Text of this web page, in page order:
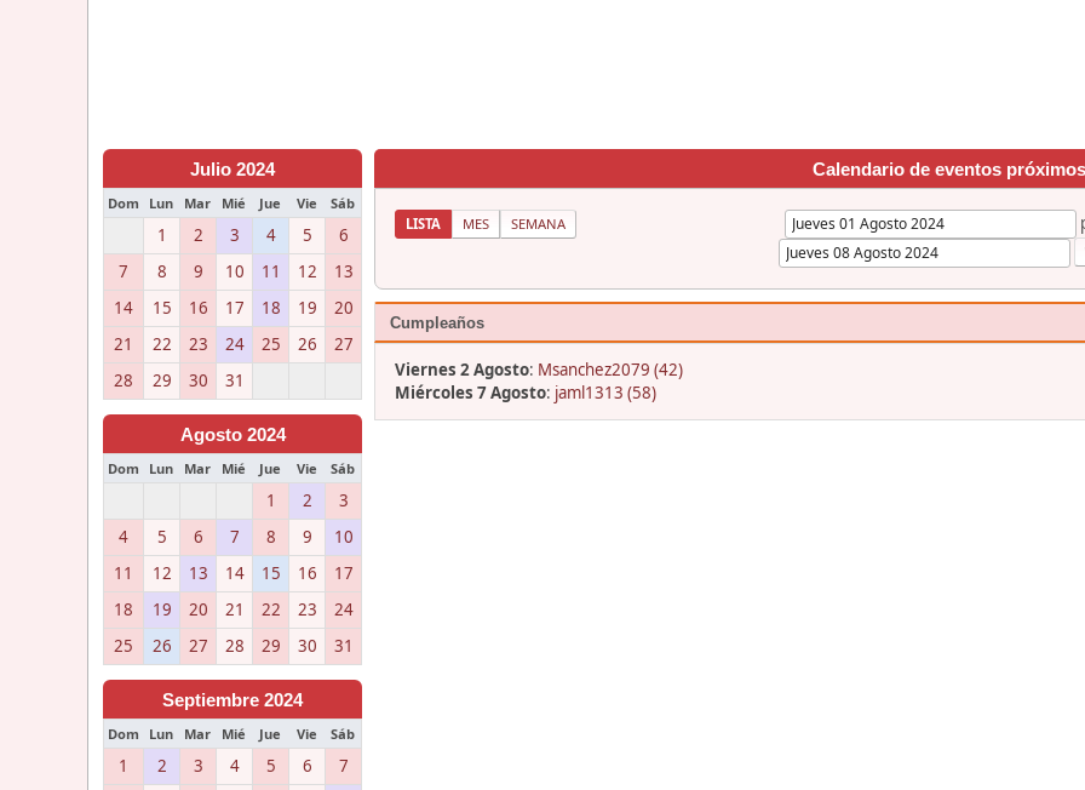
Julio 2024
Dom Lun Mar Mié Jue Vie Sáb
1 2 3 4 5
6
7
8 9 10 11 12
13
14
15 16 17 18 19
20
21
22 23 24 25 26
27
28
29 30 31
Agosto 2024
Dom Lun Mar Mié Jue Vie Sáb
1 2
3
4
5 6 7 8 9
10
11
12 13 14 15 16
17
18
19 20 21 22 23
24
25
26 27 28 29 30 31
Septiembre 2024
Dom Lun Mar Mié Jue Vie Sáb
1 2 3 4 5 6 7
Calendario de eventos próximos
LISTA MES SEMANA
Cumpleaños
Viernes 2 Agosto: Msanchez2079 (42)
Miércoles 7 Agosto: jaml1313 (58)